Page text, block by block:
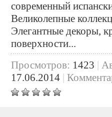
современный
Великолепные
Элегантные декоры,
поверхности...
Просмотров: 1423 |
17.06.2014 |